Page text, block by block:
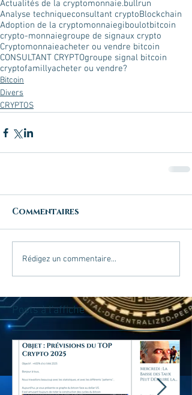
Actualités de la cryptomonnaie.bullrun
Analyse techniqueconsultant cryptoBlockchain
Adoption de la cryptomonnaiegiboulotbitcoin
crypto-monnaiegroupe de signaux crypto
Cryptomonnaieacheter ou vendre bitcoin
CONSULTANT CRYPTOgroupe signal bitcoin
cryptofamillyacheter ou vendre?
Bitcoin
Divers
CRYPTOS
Commentaires
Rédigez un commentaire...
Posts à l'affiche